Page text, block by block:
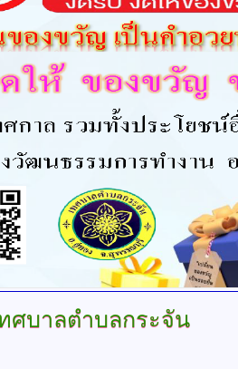
ศบาลตำบลกระจัน